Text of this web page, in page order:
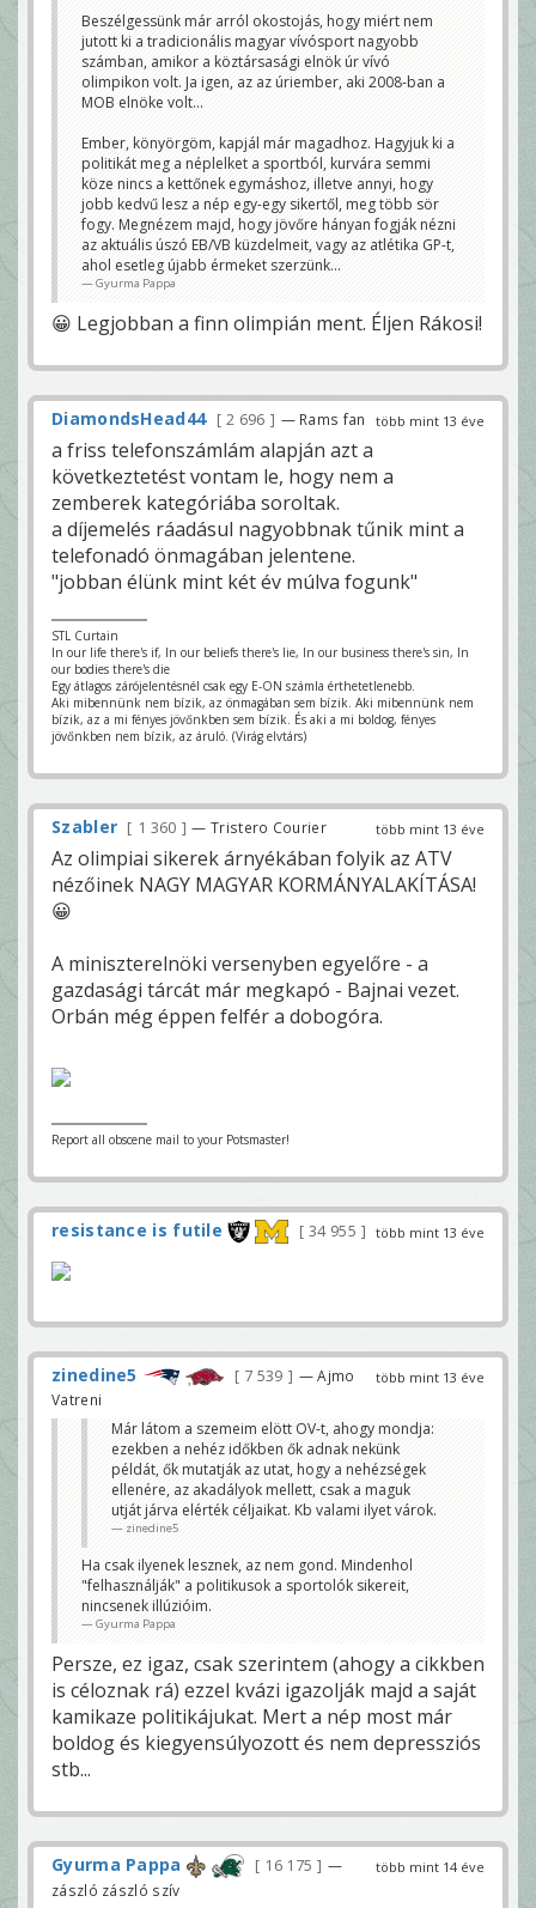
Beszélgessünk már arról okostojás, hogy miért nem
jutott ki a tradicionális magyar vívósport nagyobb
számban, amikor a köztársasági elnök úr vívó
olimpikon volt. Ja igen, az az úriember, aki 2008-ban a
MOB elnöke volt...
Ember, könyörgöm, kapjál már magadhoz. Hagyjuk ki a
politikát meg a néplelket a sportból, kurvára semmi
köze nincs a kettőnek egymáshoz, illetve annyi, hogy
jobb kedvű lesz a nép egy-egy sikertől, meg több sör
fogy. Megnézem majd, hogy jövőre hányan fogják nézni
az aktuális úszó EB/VB küzdelmeit, vagy az atlétika GP-t,
ahol esetleg újabb érmeket szerzünk...
Gyurma Pappa
😀 Legjobban a finn olimpián ment. Éljen Rákosi!
több mint 13 éve
DiamondsHead44 2 696 — Rams fan
a friss telefonszámlám alapján azt a
következtetést vontam le, hogy nem a
zemberek kategóriába soroltak.
a díjemelés ráadásul nagyobbnak tűnik mint a
telefonadó önmagában jelentene.
"jobban élünk mint két év múlva fogunk"
STL Curtain
In our life there's if, In our beliefs there's lie, In our business there's sin, In
our bodies there's die
Egy átlagos zárójelentésnél csak egy E-ON számla érthetetlenebb.
Aki mibennünk nem bízik, az önmagában sem bízik. Aki mibennünk nem
bízik, az a mi fényes jövőnkben sem bízik. És aki a mi boldog, fényes
jövőnkben nem bízik, az áruló. (Virág elvtárs)
több mint 13 éve
Szabler 1 360 — Tristero Courier
Az olimpiai sikerek árnyékában folyik az ATV
nézőinek NAGY MAGYAR KORMÁNYALAKÍTÁSA!
😀
A miniszterelnöki versenyben egyelőre - a
gazdasági tárcát már megkapó - Bajnai vezet.
Orbán még éppen felfér a dobogóra.
Report all obscene mail to your Potsmaster!
több mint 13 éve
resistance is futile 34 955
több mint 13 éve
zinedine5 7 539
— Ajmo
Vatreni
Már látom a szemeim elött OV-t, ahogy mondja:
ezekben a nehéz időkben ők adnak nekünk
példát, ők mutatják az utat, hogy a nehézségek
ellenére, az akadályok mellett, csak a maguk
utját járva elérték céljaikat. Kb valami ilyet várok.
zinedine5
Ha csak ilyenek lesznek, az nem gond. Mindenhol
"felhasználják" a politikusok a sportolók sikereit,
nincsenek illúzióim.
Gyurma Pappa
Persze, ez igaz, csak szerintem (ahogy a cikkben
is céloznak rá) ezzel kvázi igazolják majd a saját
kamikaze politikájukat. Mert a nép most már
boldog és kiegyensúlyozott és nem depressziós
stb...
több mint 14 éve
Gyurma Pappa 16 175
—
zászló zászló szív